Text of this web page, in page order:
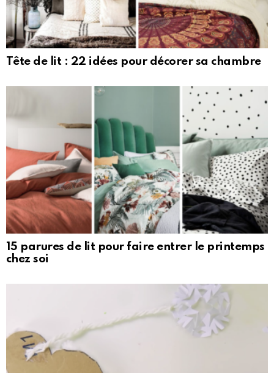
Tête de lit : 22 idées pour décorer sa chambre
15 parures de lit pour faire entrer le printemps
chez soi